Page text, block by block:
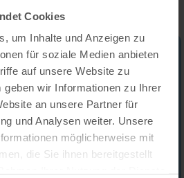
Cookies
um Inhalte und Anzeigen zu
für soziale Medien anbieten
auf unsere Website zu
geben wir Informationen zu Ihrer
an unsere Partner für
und Analysen weiter. Unsere
möglicherweise mit
die Sie ihnen bereitgestellt